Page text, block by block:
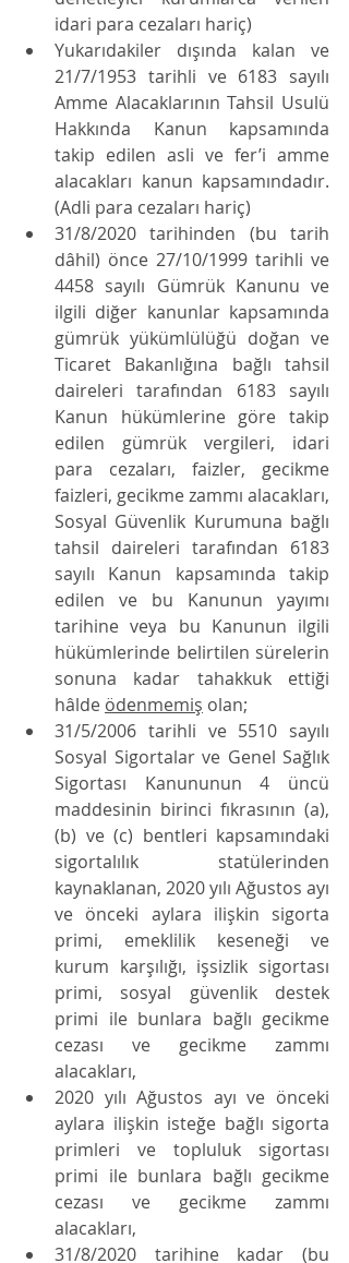
idari para cezaları hariç)
Yukarıdakiler dışında kalan ve
21/7/1953 tarihli ve 6183 sayılı
Amme Alacaklarının Tahsil Usulü
Hakkında Kanun kapsamında
takip edilen asli ve fer’i amme
alacakları kanun kapsamındadır.
(Adli para cezaları hariç)
31/8/2020 tarihinden (bu tarih
dâhil) önce 27/10/1999 tarihli ve
4458 sayılı Gümrük Kanunu ve
ilgili diğer kanunlar kapsamında
gümrük yükümlülüğü doğan ve
Ticaret Bakanlığına bağlı tahsil
daireleri tarafından 6183 sayılı
Kanun hükümlerine göre takip
edilen gümrük vergileri, idari
para cezaları, faizler, gecikme
faizleri, gecikme zammı alacakları,
Sosyal Güvenlik Kurumuna bağlı
tahsil daireleri tarafından 6183
sayılı Kanun kapsamında takip
edilen ve bu Kanunun yayımı
tarihine veya bu Kanunun ilgili
hükümlerinde belirtilen sürelerin
sonuna kadar tahakkuk ettiği
hâlde ödenmemiş olan;
31/5/2006 tarihli ve 5510 sayılı
Sosyal Sigortalar ve Genel Sağlık
Sigortası Kanununun 4 üncü
maddesinin birinci fıkrasının (a),
(b) ve (c) bentleri kapsamındaki
sigortalılık statülerinden
kaynaklanan, 2020 yılı Ağustos ayı
ve önceki aylara ilişkin sigorta
primi, emeklilik keseneği ve
kurum karşılığı, işsizlik sigortası
primi, sosyal güvenlik destek
primi ile bunlara bağlı gecikme
cezası ve gecikme zammı
alacakları,
2020 yılı Ağustos ayı ve önceki
aylara ilişkin isteğe bağlı sigorta
primleri ve topluluk sigortası
primi ile bunlara bağlı gecikme
cezası ve gecikme zammı
alacakları,
31/8/2020 tarihine kadar (bu